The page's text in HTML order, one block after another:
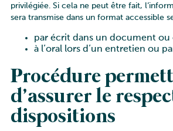
privilégiée. Si cela ne peut être fait,
sera transmise dans un format accessible
par écrit dans un document ou
à l’oral lors d’un entretien ou
Procédure
d’assurer le
dispositions